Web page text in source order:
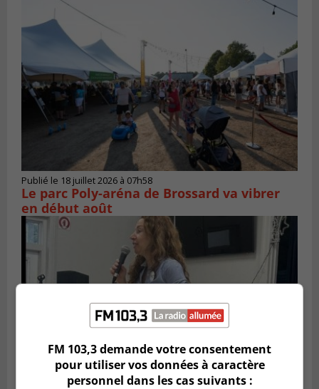
Publié le 18 juillet 2026 à 07h58
Le parc Poly-aréna de Brossard va vibrer
en début août
FM 103,3 demande votre consentement
pour utiliser vos données à caractère
personnel dans les cas suivants :